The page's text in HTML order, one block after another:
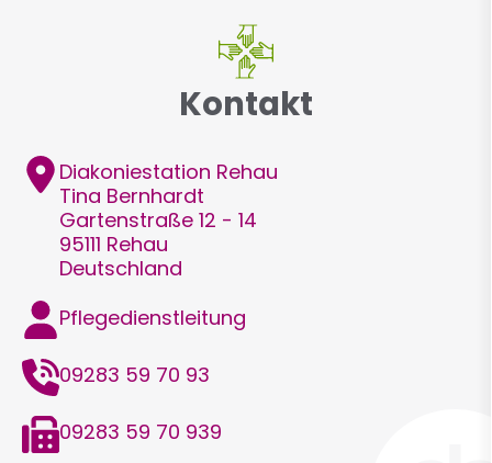
Kontakt
Adresse
Diakoniestation Rehau
Tina Bernhardt
Gartenstraße 12 - 14
95111 Rehau
Deutschland
Funktion
Pflegedienstleitung
Telefon09283 59 70 93
Telefax09283 59 70 939